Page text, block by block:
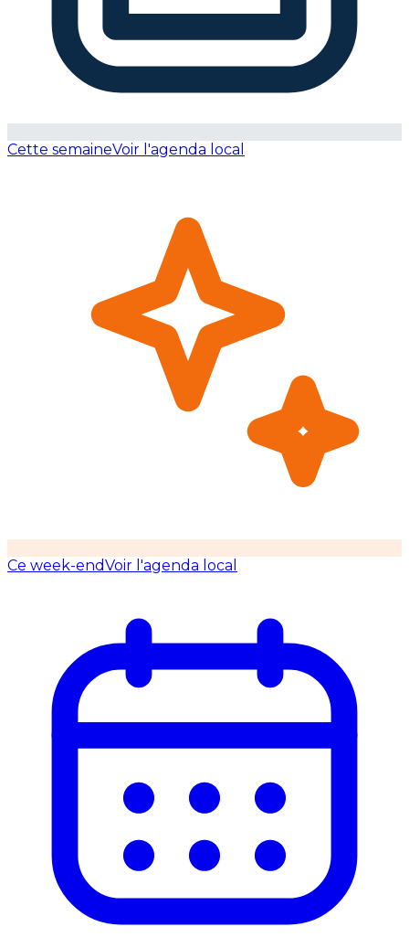
Cette semaineVoir l'agenda local
Ce week-endVoir l'agenda local